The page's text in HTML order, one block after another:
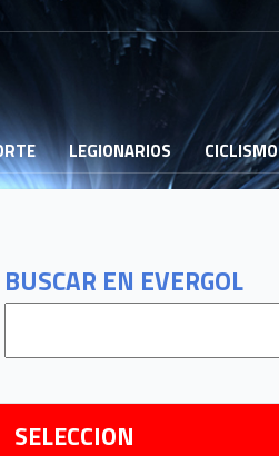
LEGIONARIOS CICLISMO
BUSCAR EN EVERGOL
SELECCION